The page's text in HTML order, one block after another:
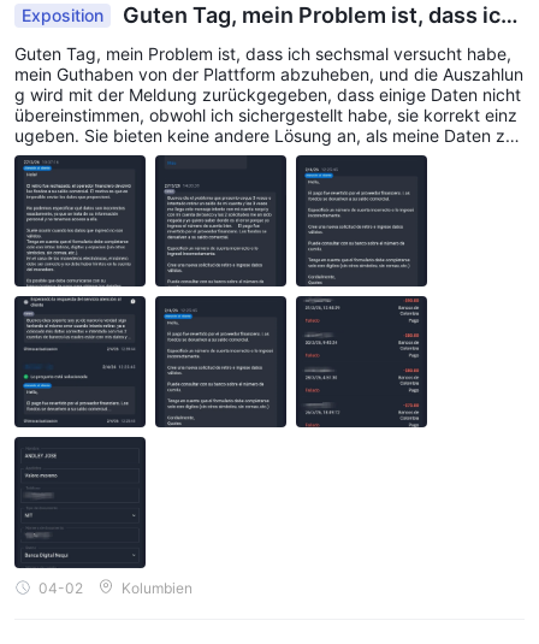
Exposition
Guten Tag, mein Problem ist, dass ich
sechsmal versucht habe, mein Guthaben von der
Plattform abzuheben.
Guten Tag, mein Problem ist, dass ich sechsmal versucht habe,
mein Guthaben von der Plattform abzuheben, und die Auszahlun
g wird mit der Meldung zurückgegeben, dass einige Daten nicht
übereinstimmen, obwohl ich sichergestellt habe, sie korrekt einz
ugeben. Sie bieten keine andere Lösung an, als meine Daten zu
überprüfen, weil sie nicht wissen, welche meiner Daten falsch sin
d, und daher geben sie mir keine Lösung.
04-02 Kolumbien